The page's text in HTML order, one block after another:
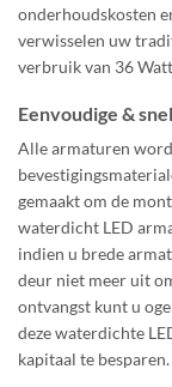
onderhoudskosten
verwisselen uw
verbruik van 36
Eenvoudige &
Alle armaturen
gemaakt om de
waterdicht LED
indien u brede
deur niet meer uit
ontvangst kunt u
deze waterdichte
kapitaal te besparen.